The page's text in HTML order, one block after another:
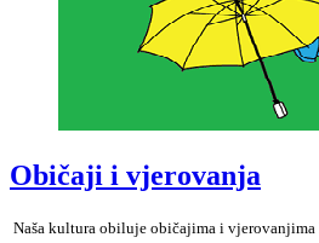
Običaji i vjerovanja
Naša kultura obiluje običajima i vjerovanjima